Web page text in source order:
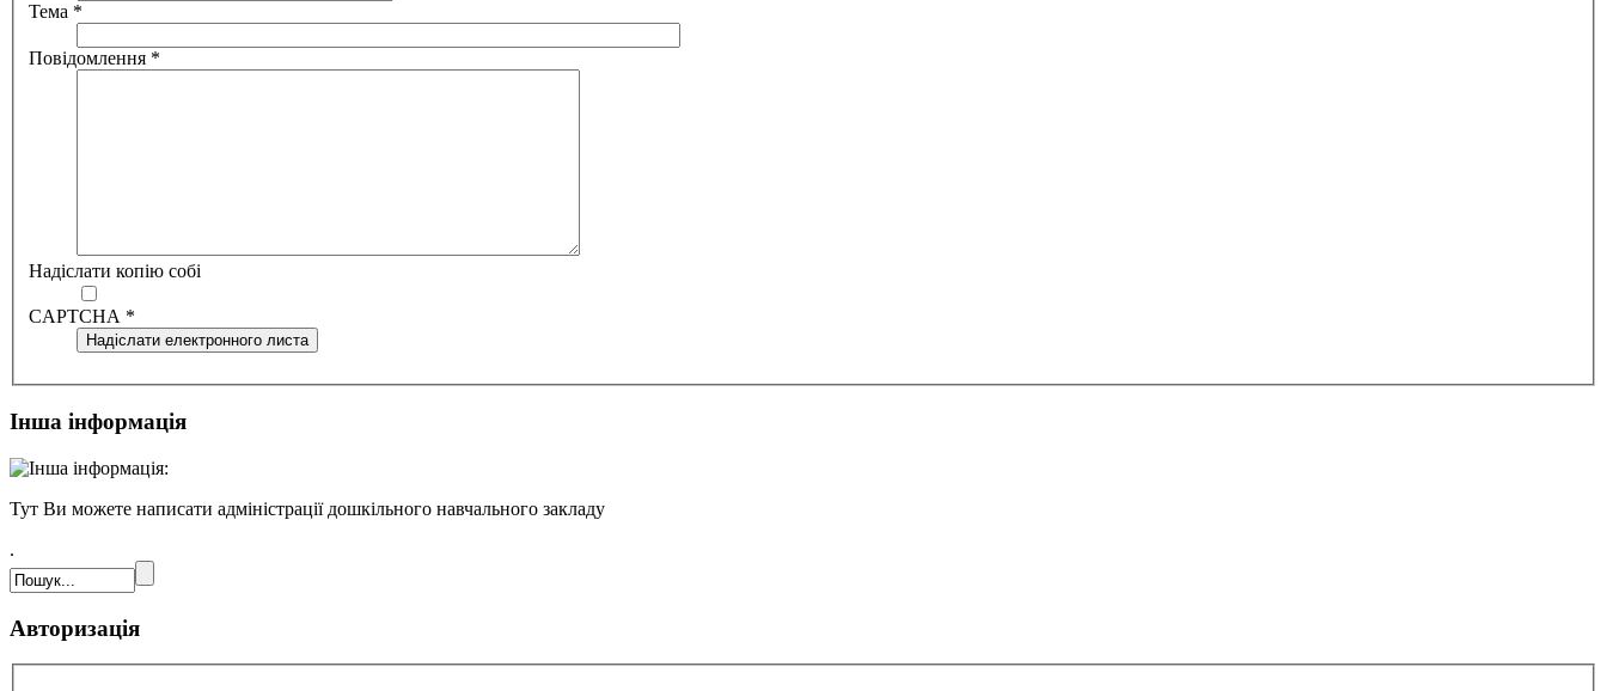
Тема *
Повідомлення *
Надіслати копію собі
CAPTCHA *
Надіслати електронного листа
Інша інформація
Тут Ви можете написати адміністрації дошкільного навчального закладу
.
Авторизація